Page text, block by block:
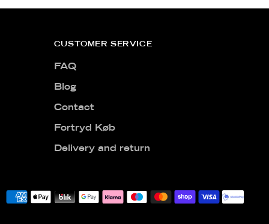
CUSTOMER SERVICE
FAQ
Blog
Contact
Fortryd Køb
Delivery and return